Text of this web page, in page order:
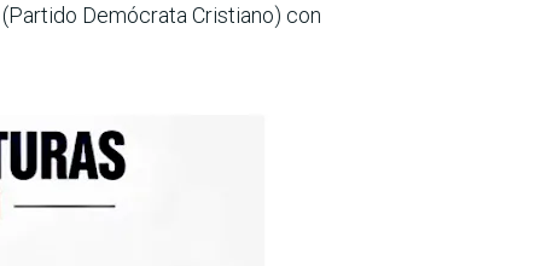
Demócrata Cristiano) con